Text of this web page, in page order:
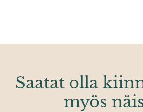
Saatat olla
myös